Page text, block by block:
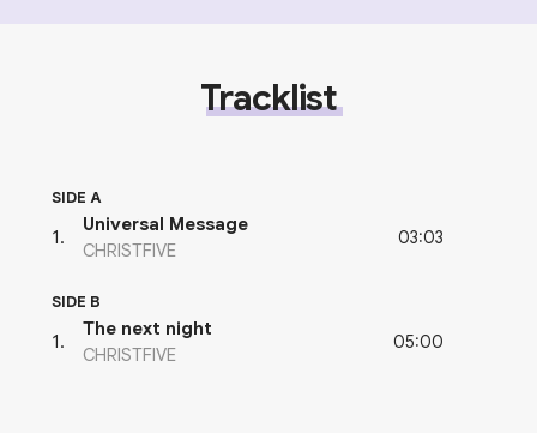
Tracklist
SIDE A
1 .
Universal Message
CHRISTFIVE
03:03
SIDE B
1 .
The next night
CHRISTFIVE
05:00